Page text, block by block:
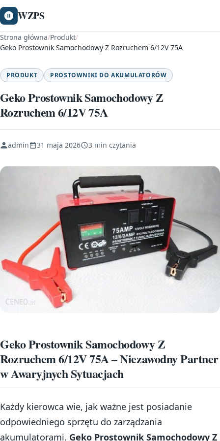
WZPS
Strona główna/Produkt/
Geko Prostownik Samochodowy Z Rozruchem 6/12V 75A
PRODUKT PROSTOWNIKI DO AKUMULATORÓW
Geko Prostownik Samochodowy Z
Rozruchem 6/12V 75A
admin 31 maja 2026 3 min czytania
Geko Prostownik Samochodowy Z
Rozruchem 6/12V 75A – Niezawodny Partner
w Awaryjnych Sytuacjach
Każdy kierowca wie, jak ważne jest posiadanie
odpowiedniego sprzętu do zarządzania
akumulatorami. Geko Prostownik Samochodowy Z